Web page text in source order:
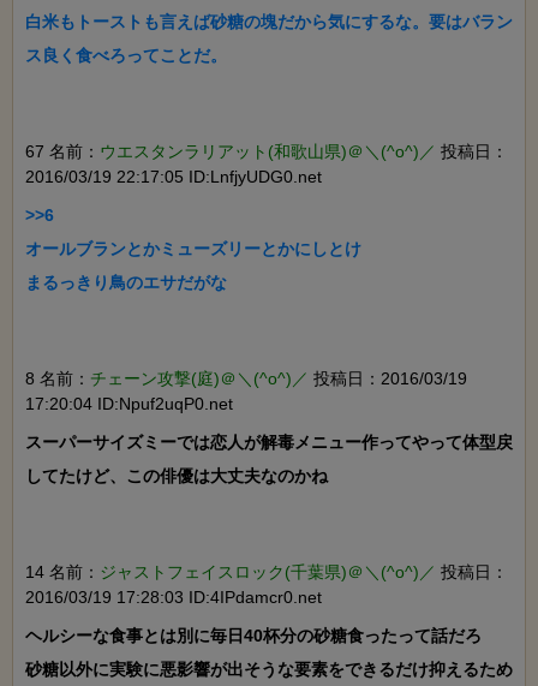
白米もトーストも言えば砂糖の塊だから気にするな。要はバラン
ス良く食べろってことだ。
67 名前： ウエスタンラリアット(和歌山県)＠＼(^o^)／ 投稿日：
2016/03/19 22:17:05 ID:LnfjyUDG0.net
>>6
オールブランとかミューズリーとかにしとけ
まるっきり鳥のエサだがな
8 名前： チェーン攻撃(庭)＠＼(^o^)／ 投稿日：2016/03/19
17:20:04 ID:Npuf2uqP0.net
スーパーサイズミーでは恋人が解毒メニュー作ってやって体型戻
してたけど、この俳優は大丈夫なのかね
14 名前： ジャストフェイスロック(千葉県)＠＼(^o^)／ 投稿日：
2016/03/19 17:28:03 ID:4IPdamcr0.net
ヘルシーな食事とは別に毎日40杯分の砂糖食ったって話だろ
砂糖以外に実験に悪影響が出そうな要素をできるだけ抑えるため